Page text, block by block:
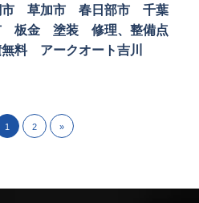
草加市 春日部市 千葉
金 塗装 修理、整備点
アークオート吉川
1 2 »